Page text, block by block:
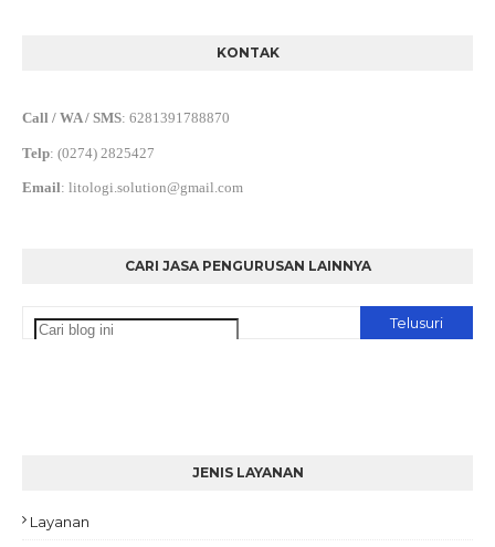
KONTAK
Call / WA / SMS: 6281391788870
Telp: (0274) 2825427
Email: litologi.solution@gmail.com
CARI JASA PENGURUSAN LAINNYA
JENIS LAYANAN
Layanan